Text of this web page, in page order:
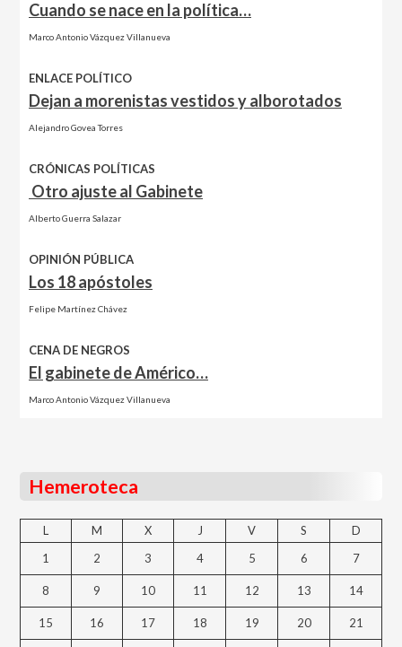
Cuando se nace en la política…
Marco Antonio Vázquez Villanueva
ENLACE POLÍTICO
Dejan a morenistas vestidos y alborotados
Alejandro Govea Torres
CRÓNICAS POLÍTICAS
Otro ajuste al Gabinete
Alberto Guerra Salazar
OPINIÓN PÚBLICA
Los 18 apóstoles
Felipe Martínez Chávez
CENA DE NEGROS
El gabinete de Américo…
Marco Antonio Vázquez Villanueva
Hemeroteca
L M X J V S
D
1
2 3 4 5 6 7
8 9 10 11 12 13 14
15 16 17 18 19 20 21